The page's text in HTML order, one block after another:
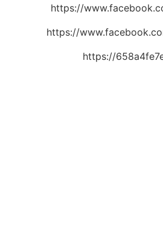
https://
https://
https://